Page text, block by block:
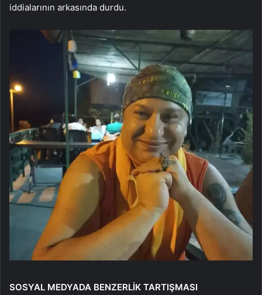
iddialarının arkasında durdu.
SOSYAL MEDYADA BENZERLİK TARTIŞMASI